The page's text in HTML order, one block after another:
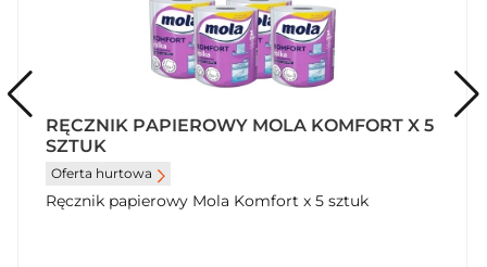
RĘCZNIK PAPIEROWY MOLA KOMFORT X 5
SZTUK
Oferta hurtowa
Ręcznik papierowy Mola Komfort x 5 sztuk